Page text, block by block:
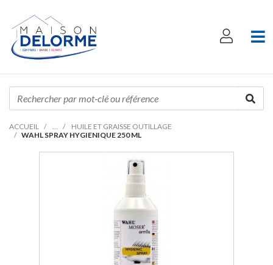
ACCUEIL
HUILE ET GRAISSE OUTILLAGE
WAHL SPRAY HYGIENIQUE 250 ML